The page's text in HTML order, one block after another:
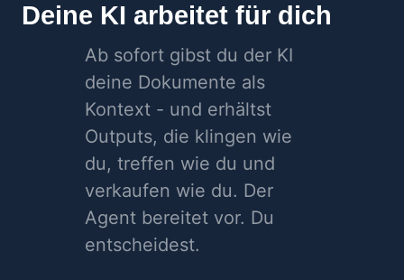
Deine KI arbeitet für dich
Ab sofort gibst du der KI
deine Dokumente als
Kontext - und erhältst
Outputs, die klingen wie
du, treffen wie du und
verkaufen wie du. Der
Agent bereitet vor. Du
entscheidest.